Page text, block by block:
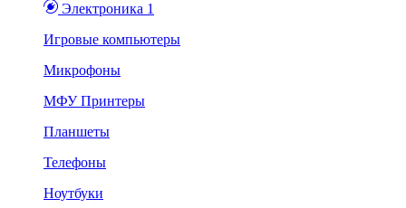
Электроника 1
Игровые компьютеры
Микрофоны
МФУ Принтеры
Планшеты
Телефоны
Ноутбуки